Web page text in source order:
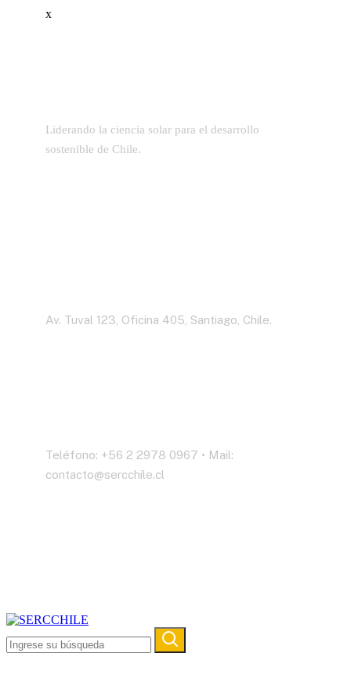
x
Liderando la ciencia solar para el desarrollo
sostenible de Chile.
Av. Tuval 123, Oficina 405, Santiago, Chile.
Teléfono: +56 2 2978 0967 • Mail:
contacto@sercchile.cl